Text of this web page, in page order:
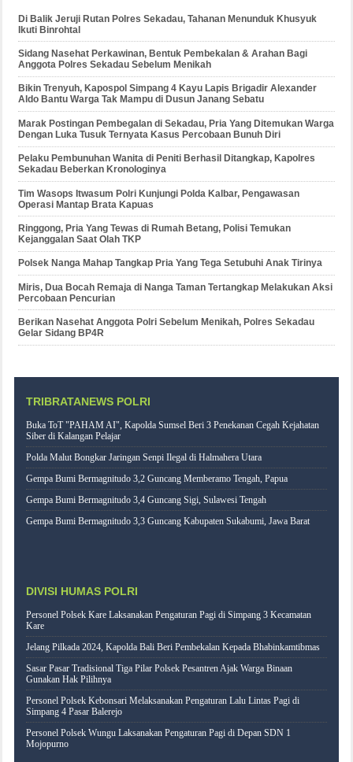
Di Balik Jeruji Rutan Polres Sekadau, Tahanan Menunduk Khusyuk
Ikuti Binrohtal
Sidang Nasehat Perkawinan, Bentuk Pembekalan & Arahan Bagi
Anggota Polres Sekadau Sebelum Menikah
Bikin Trenyuh, Kapospol Simpang 4 Kayu Lapis Brigadir Alexander
Aldo Bantu Warga Tak Mampu di Dusun Janang Sebatu
Marak Postingan Pembegalan di Sekadau, Pria Yang Ditemukan Warga
Dengan Luka Tusuk Ternyata Kasus Percobaan Bunuh Diri
Pelaku Pembunuhan Wanita di Peniti Berhasil Ditangkap, Kapolres
Sekadau Beberkan Kronologinya
Tim Wasops Itwasum Polri Kunjungi Polda Kalbar, Pengawasan
Operasi Mantap Brata Kapuas
Ringgong, Pria Yang Tewas di Rumah Betang, Polisi Temukan
Kejanggalan Saat Olah TKP
Polsek Nanga Mahap Tangkap Pria Yang Tega Setubuhi Anak Tirinya
Miris, Dua Bocah Remaja di Nanga Taman Tertangkap Melakukan Aksi
Percobaan Pencurian
Berikan Nasehat Anggota Polri Sebelum Menikah, Polres Sekadau
Gelar Sidang BP4R
TRIBRATANEWS POLRI
Buka ToT "PAHAM AI", Kapolda Sumsel Beri 3 Penekanan Cegah Kejahatan
Siber di Kalangan Pelajar
Polda Malut Bongkar Jaringan Senpi Ilegal di Halmahera Utara
Gempa Bumi Bermagnitudo 3,2 Guncang Memberamo Tengah, Papua
Gempa Bumi Bermagnitudo 3,4 Guncang Sigi, Sulawesi Tengah
Gempa Bumi Bermagnitudo 3,3 Guncang Kabupaten Sukabumi, Jawa Barat
DIVISI HUMAS POLRI
Personel Polsek Kare Laksanakan Pengaturan Pagi di Simpang 3 Kecamatan
Kare
Jelang Pilkada 2024, Kapolda Bali Beri Pembekalan Kepada Bhabinkamtibmas
Sasar Pasar Tradisional Tiga Pilar Polsek Pesantren Ajak Warga Binaan
Gunakan Hak Pilihnya
Personel Polsek Kebonsari Melaksanakan Pengaturan Lalu Lintas Pagi di
Simpang 4 Pasar Balerejo
Personel Polsek Wungu Laksanakan Pengaturan Pagi di Depan SDN 1
Mojopurno